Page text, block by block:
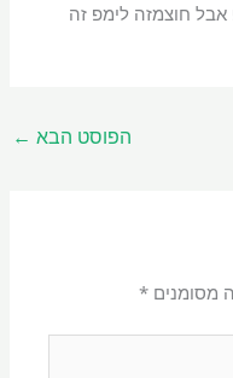
אבל חוצמזה לימפ זה
הפוסט הבא ←
מסומנים*